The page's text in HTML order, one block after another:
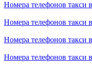
Номера телефонов такси
Номера телефонов такси
Номера телефонов такси
Номера телефонов такси